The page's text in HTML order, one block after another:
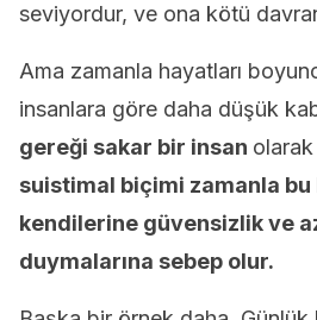
seviyordur, ve ona kötü
Ama zamanla hayatları
insanlara göre daha düşük
gereği sakar bir insan
suistimal biçimi zamanla
kendilerine güvensizlik ve
duymalarına sebep olur.